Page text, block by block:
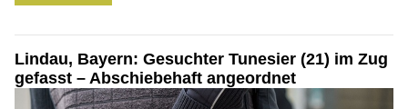
Lindau, Bayern: Gesuchter Tunesier (21) im Zug
gefasst – Abschiebehaft angeordnet